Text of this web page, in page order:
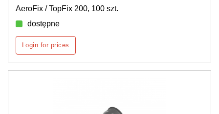
AeroFix / TopFix 200, 100 szt.
dostępne
Login for prices